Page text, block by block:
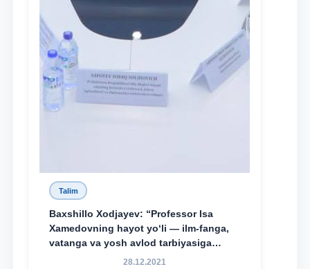
Talim
Baxshillo Xodjayev: “Professor Isa
Xamedovning hayot yo‘li — ilm-fanga,
vatanga va yosh avlod tarbiyasiga
sodiqlikning oliy namunasidir”.
28.12.2021